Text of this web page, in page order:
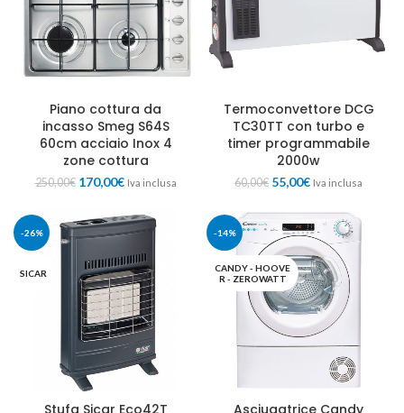
Piano cottura da
incasso Smeg S64S
60cm acciaio Inox 4
zone cottura
250,00€ 170,00€ Iva inclusa
Termoconvettore DCG
TC30TT con turbo e
timer programmabile
2000w
60,00€ 55,00€ Iva inclusa
-26%
SICAR
Stufa Sicar Eco42T
-14%
CANDY - HOOVE
R - ZEROWATT
Asciugatrice Candy